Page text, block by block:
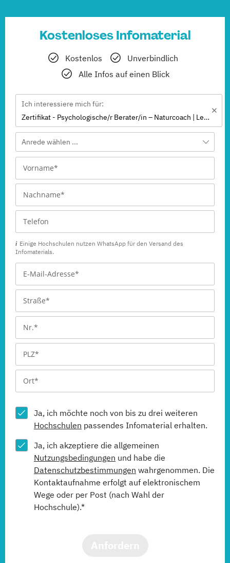
Kostenloses Infomaterial
Kostenlos
Unverbindlich
Alle Infos auf einen Blick
Ich interessiere mich für:
Zertifikat - Psychologische/r Berater/in – Naturcoach | Lebensberatung in der Natur
Anrede wählen ...
Einige Hochschulen nutzen WhatsApp für den Versand des
Infomaterials.
Ja, ich möchte noch von bis zu drei weiteren
Hochschulen passendes Infomaterial erhalten.
Ja, ich akzeptiere die allgemeinen
Nutzungsbedingungen und habe die
Datenschutzbestimmungen wahrgenommen. Die
Kontaktaufnahme erfolgt auf elektronischem
Wege oder per Post (nach Wahl der
Hochschule).*